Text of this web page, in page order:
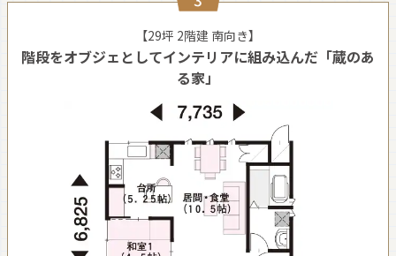
【29坪 2階建 南向き】
階段をオブジェとしてインテリアに組み込んだ「蔵のあ
る家」